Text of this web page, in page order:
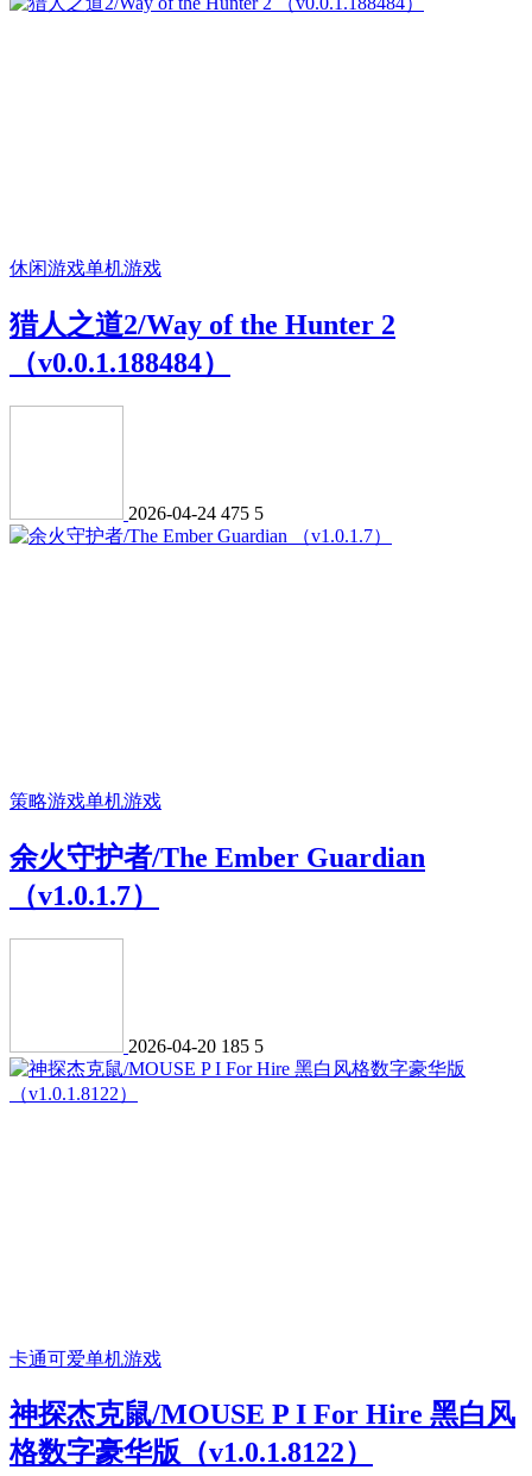
休闲游戏单机游戏
猎人之道2/Way of the Hunter 2
（v0.0.1.188484）
2026-04-24 475 5
策略游戏单机游戏
余火守护者/The Ember Guardian
（v1.0.1.7）
2026-04-20 185 5
卡通可爱单机游戏
神探杰克鼠/MOUSE P I For Hire 黑白风
格数字豪华版（v1.0.1.8122）